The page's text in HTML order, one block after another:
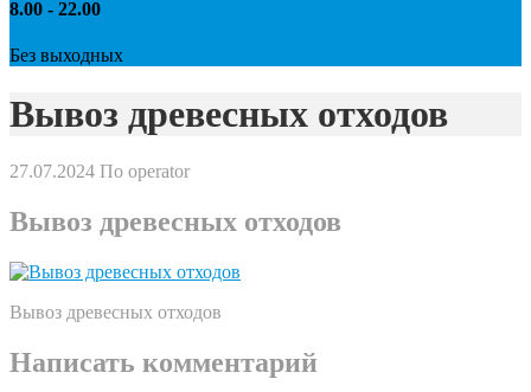
8.00 - 22.00
Без выходных
Вывоз древесных отходов
27.07.2024 По operator
Вывоз древесных отходов
Вывоз древесных отходов
Написать комментарий